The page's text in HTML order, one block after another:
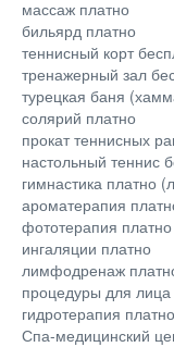
массаж платно
бильярд платно
теннисный корт
тренажерный зал
турецкая баня
солярий платно
прокат теннисных
настольный теннис
гимнастика платно
ароматерапия
фототерапия платно
ингаляции платно
лимфодренаж
процедуры для
гидротерапия платно
Спа-медицинский